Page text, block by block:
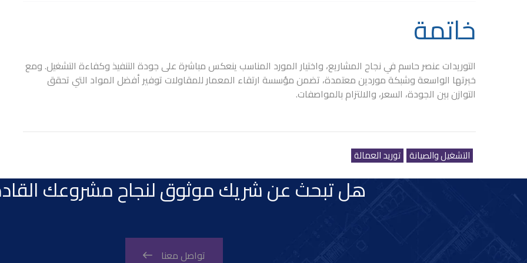
خاتمة
التوريدات عنصر حاسم في نجاح المشاريع، واختيار المورد المناسب ينعكس مباشرة على جودة التنفيذ وكفاءة التشغيل. ومع
خبرتها الواسعة وشبكة موردين معتمدة، تضمن مؤسسة ارتقاء المعمار للمقاولاتتوفير أفضل المواد التي تحقق
التوازن بين الجودة، السعر، والالتزام بالمواصفات.
التشغيل والصيانة توريد العمالة
هل تبحث عن شريك موثوق لنجاح مشروعك
تواصل معنا